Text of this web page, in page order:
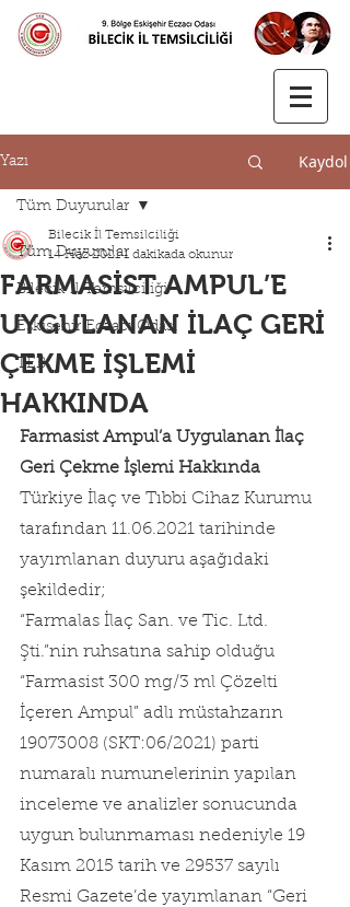
Yazı Kaydol
Tüm Duyurular
Bilecik İl Temsilciliği
Eskişehir Eczacı Odası
TEB
Tüm Duyurular
FARMASİST AMPUL’E
UYGULANAN İLAÇ GERİ
ÇEKME İŞLEMİ
HAKKINDA
Bilecik İl Temsilciliği
14 Haz 2021 1 dakikada okunur
Farmasist Ampul’a Uygulanan İlaç
Geri Çekme İşlemi Hakkında
Türkiye İlaç ve Tıbbi Cihaz Kurumu
tarafından 11.06.2021 tarihinde
yayımlanan duyuru aşağıdaki
şekildedir;
“Farmalas İlaç San. ve Tic. Ltd.
Şti.”nin ruhsatına sahip olduğu
“Farmasist 300 mg/3 ml Çözelti
İçeren Ampul” adlı müstahzarın
‪19073008 (SKT:06/2021) parti
numaralı numunelerinin yapılan
inceleme ve analizler sonucunda
uygun bulunmaması nedeniyle 19
Kasım 2015 tarih ve 29537 sayılı
Resmi Gazete’de yayımlanan “Geri